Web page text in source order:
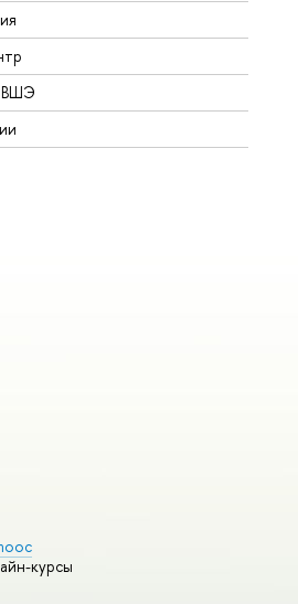
ВШЭ
курсы